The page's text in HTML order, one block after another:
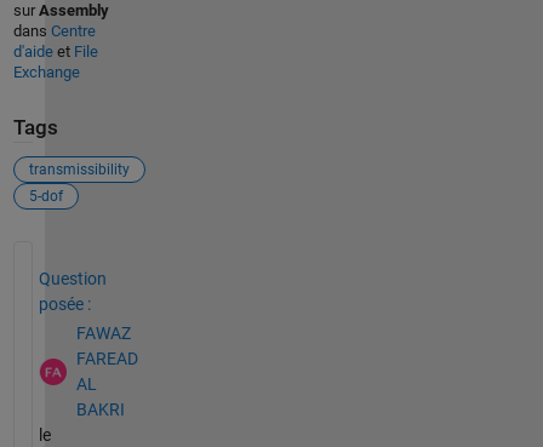
sur Assembly
dans Centre
d'aideet File
Exchange
Tags
transmissibility
5-dof
Question
posée :
FAWAZ
FAREAD
AL
BAKRI
le